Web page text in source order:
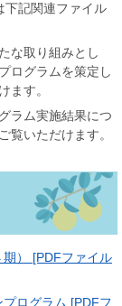
下記関連ファイル
な取り組みとし
ログラムを策定し
ます。
ラム実施結果につ
覧いただけます。
） [PDFファイル
ログラム [PDFフ